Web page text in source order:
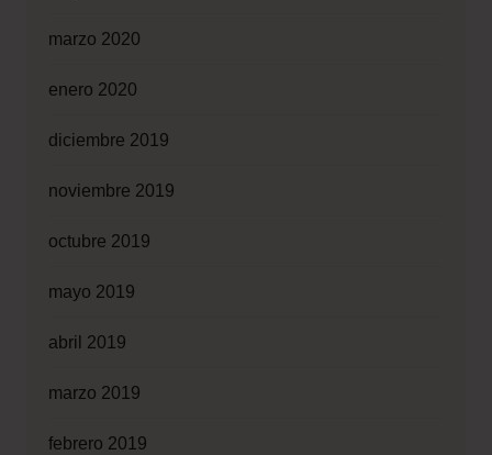
marzo 2020
enero 2020
diciembre 2019
noviembre 2019
octubre 2019
mayo 2019
abril 2019
marzo 2019
febrero 2019